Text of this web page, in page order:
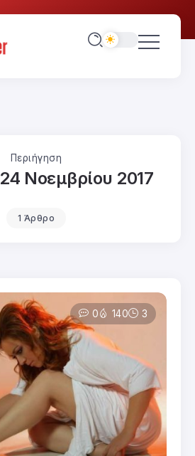
Περιήγηση
24 Νοεμβρίου 2017
1 Άρθρο
0 140 3